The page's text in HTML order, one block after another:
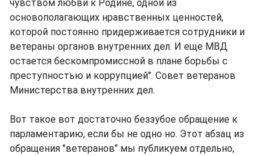
чувством любви к Родине, одной из
основополагающих нравственных ценностей,
которой постоянно придерживается сотрудники и
ветераны органов внутренних дел. И еще МВД
остается бескомпромиссной в плане борьбы с
преступностью и коррупцией". Совет ветеранов
Министерства внутренних дел.
Вот такое вот достаточно беззубое обращение к
парламентарию, если бы не одно но. Этот абзац из
обращения "ветеранов" мы публикуем отдельно,